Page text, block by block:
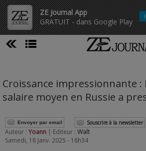
ZE Journal App
GRATUIT - dans Google Play
Croissance impressionnante :
salaire moyen en Russie a
Envoyer par email Souscrire à la newsletter
Auteur : Yoann | Editeur : Walt
Samedi, 18 Janv. 2025 - 18h34